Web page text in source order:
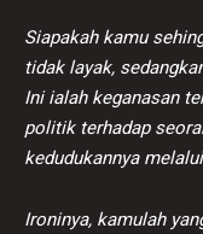
Siapakah kamu
tidak layak,
Ini ialah keganasan
politik terhadap
kedudukannya
Ironinya, kamulah